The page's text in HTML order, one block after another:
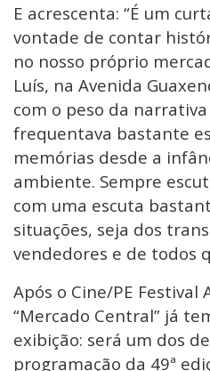
E acrescenta: “É um
vontade de contar
no nosso próprio
Luís, na Avenida
com o peso da
frequentava bastante
memórias desde a
ambiente. Sempre
com uma escuta
situações, seja dos
vendedores e de todos
Após o Cine/PE Festival
“Mercado Central” já
exibição: será um dos
programação da 49ª